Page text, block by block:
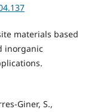
materials based
inorganic
Giner, S.,